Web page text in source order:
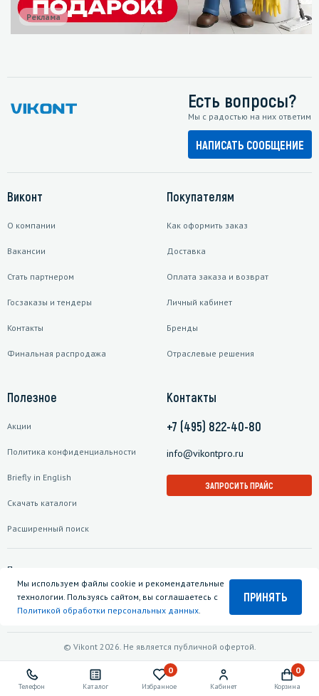
Телефон Каталог
0
Избранное Кабинет
0
Корзина
Реклама
Есть вопросы?
Мы с радостью на них ответим
НАПИСАТЬ СООБЩЕНИЕ
Виконт
О компании
Вакансии
Стать партнером
Госзаказы и тендеры
Контакты
Финальная распродажа
Покупателям
Как оформить заказ
Доставка
Оплата заказа и возврат
Личный кабинет
Бренды
Отраслевые решения
Полезное
Акции
Политика конфиденциальности
Briefly in English
Скачать каталоги
Расширенный поиск
Контакты
+7 (495) 822-40-80
info@vikontpro.ru
ЗАПРОСИТЬ ПРАЙС
© Vikont 2026. Не является публичной офертой.
Подписаться на рассылку
Мы используем файлы cookie и рекомендательные
технологии. Пользуясь сайтом, вы соглашаетесь с
Политикой обработки персональных данных.
ПРИНЯТЬ